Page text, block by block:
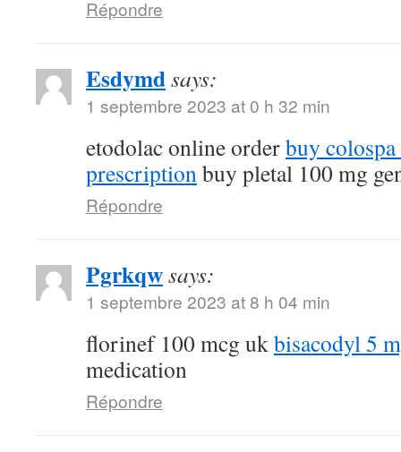
Répondre
Esdymdsays:
1 septembre 2023 at 0 h 32 min
etodolac online orderbuy
prescriptionbuy pletal 100 mg
Répondre
Pgrkqwsays:
1 septembre 2023 at 8 h 04 min
florinef 100 mcg ukbisacodyl 5
medication
Répondre